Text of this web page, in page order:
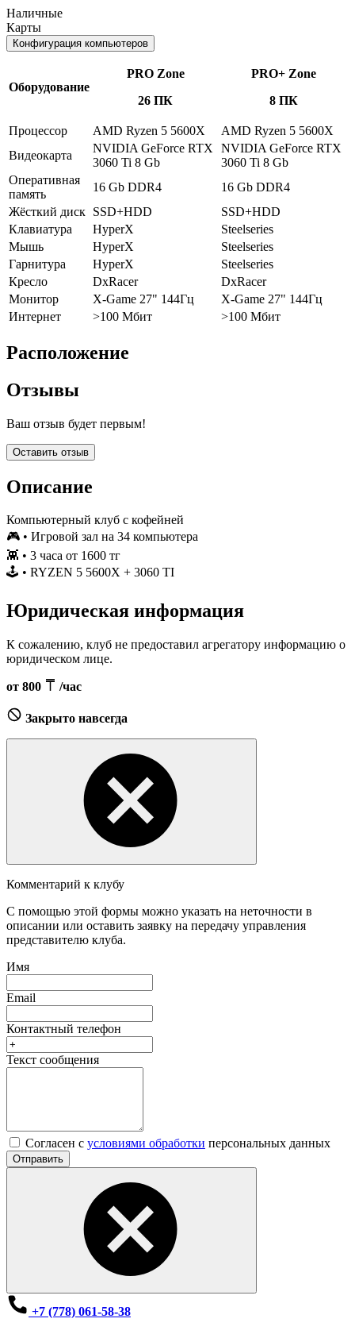
Наличные
Карты
Конфигурация компьютеров
Оборудование
PRO Zone
26 ПК
PRO+ Zone
8 ПК
Процессор AMD Ryzen 5 5600X
AMD Ryzen 5 5600X
Видеокарта
NVIDIA GeForce RTX
3060 Ti 8 Gb
NVIDIA GeForce RTX
3060 Ti 8 Gb
Оперативная
память
16 Gb DDR4
16 Gb DDR4
Жёсткий диск SSD+HDD
SSD+HDD
Клавиатура
HyperX
Steelseries
Мышь
HyperX
Steelseries
Гарнитура
HyperX
Steelseries
Кресло
DxRacer
DxRacer
Монитор
X-Game 27" 144Гц
X-Game 27" 144Гц
Интернет
>100 Мбит >100 Мбит
Расположение
Отзывы
Ваш отзыв будет первым!
Оставить отзыв
Описание
Компьютерный клуб с кофейней
🎮 • Игровой зал на 34 компьютера
👾 • 3 часа от 1600 тг
🕹 • RYZEN 5 5600X + 3060 TI
Юридическая информация
К сожалению, клуб не предоставил агрегатору информацию о
юридическом лице.
от 800 /час
Закрыто навсегда
Комментарий к клубу
С помощью этой формы можно указать на неточности в
описании или оставить заявку на передачу управления
представителю клуба.
Имя
Email
Контактный телефон
Текст сообщения
Согласен с условиями обработки персональных данных
Отправить
+7 (778) 061-58-38